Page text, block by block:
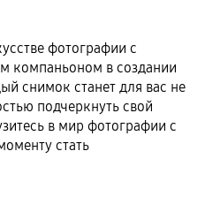
фотографии с
компаньоном в создании
снимок станет для вас не
подчеркнуть свой
в мир фотографии с
стать